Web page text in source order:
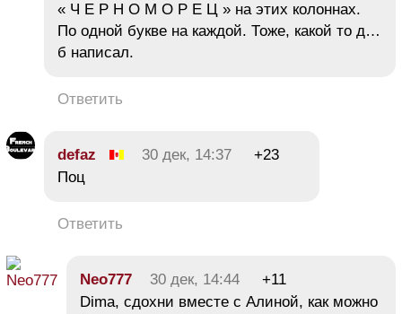
« Ч Е Р Н О М О Р Е Ц » на этих колоннах.
По одной букве на каждой. Тоже, какой то д…
б написал.
Ответить
defaz 30 дек, 14:37
+23
Поц
Ответить
Neo777 30 дек, 14:44
+11
Dima, cдохни вместе с Алиной, как можно